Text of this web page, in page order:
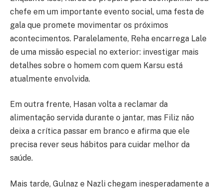
chefe em um importante evento social, uma festa de
gala que promete movimentar os próximos
acontecimentos. Paralelamente, Reha encarrega Lale
de uma missão especial no exterior: investigar mais
detalhes sobre o homem com quem Karsu está
atualmente envolvida.
Em outra frente, Hasan volta a reclamar da
alimentação servida durante o jantar, mas Filiz não
deixa a crítica passar em branco e afirma que ele
precisa rever seus hábitos para cuidar melhor da
saúde.
Mais tarde, Gulnaz e Nazli chegam inesperadamente a